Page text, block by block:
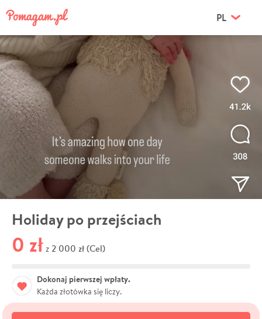
PL
Holiday po przejściach
0 zł z 2 000 zł (Cel)
Dokonaj pierwszej wpłaty.
Każda złotówka się liczy.